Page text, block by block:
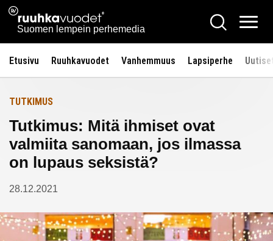
Siirry
sisältöön
Ruuhkavuodet.fi
Suomen lempein perhemedia
Hae
Etusivu Ruuhkavuodet Vanhemmuus Lapsiperhe
Etusivulle
TUTKIMUS
Tutkimus: Mitä ihmiset ovat
valmiita sanomaan, jos ilmassa
on lupaus seksistä?
28.12.2021